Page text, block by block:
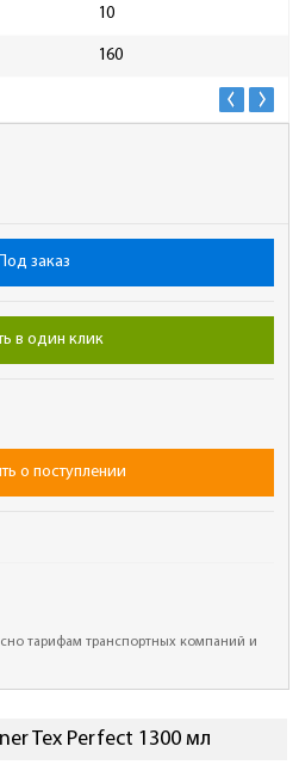
10
160
Под заказ
в один клик
о поступлении
тарифам транспортных компаний и
Tex Perfect 1300 мл